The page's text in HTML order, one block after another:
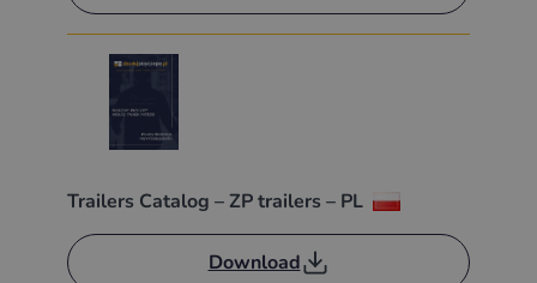
Trailers Catalog – ZP trailers – PL
Download